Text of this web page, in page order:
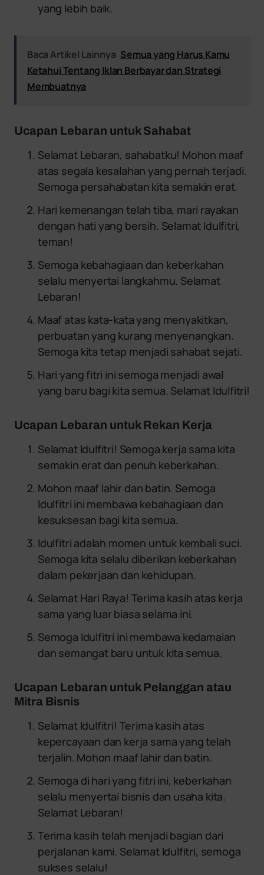
yang lebih baik.
Baca Artikel Lainnya Semua yang Harus Kamu
Ketahui Tentang Iklan Berbayar dan Strategi
Membuatnya
Ucapan Lebaran untuk Sahabat
Selamat Lebaran, sahabatku! Mohon maaf
atas segala kesalahan yang pernah terjadi.
Semoga persahabatan kita semakin erat.
Hari kemenangan telah tiba, mari rayakan
dengan hati yang bersih. Selamat Idulfitri,
teman!
Semoga kebahagiaan dan keberkahan
selalu menyertai langkahmu. Selamat
Lebaran!
Maaf atas kata-kata yang menyakitkan,
perbuatan yang kurang menyenangkan.
Semoga kita tetap menjadi sahabat sejati.
Hari yang fitri ini semoga menjadi awal
yang baru bagi kita semua. Selamat Idulfitri!
Ucapan Lebaran untuk Rekan Kerja
Selamat Idulfitri! Semoga kerja sama kita
semakin erat dan penuh keberkahan.
Mohon maaf lahir dan batin. Semoga
Idulfitri ini membawa kebahagiaan dan
kesuksesan bagi kita semua.
Idulfitri adalah momen untuk kembali suci.
Semoga kita selalu diberikan keberkahan
dalam pekerjaan dan kehidupan.
Selamat Hari Raya! Terima kasih atas kerja
sama yang luar biasa selama ini.
Semoga Idulfitri ini membawa kedamaian
dan semangat baru untuk kita semua.
Ucapan Lebaran untuk Pelanggan atau
Mitra Bisnis
Selamat Idulfitri! Terima kasih atas
kepercayaan dan kerja sama yang telah
terjalin. Mohon maaf lahir dan batin.
Semoga di hari yang fitri ini, keberkahan
selalu menyertai bisnis dan usaha kita.
Selamat Lebaran!
Terima kasih telah menjadi bagian dari
perjalanan kami. Selamat Idulfitri, semoga
sukses selalu!